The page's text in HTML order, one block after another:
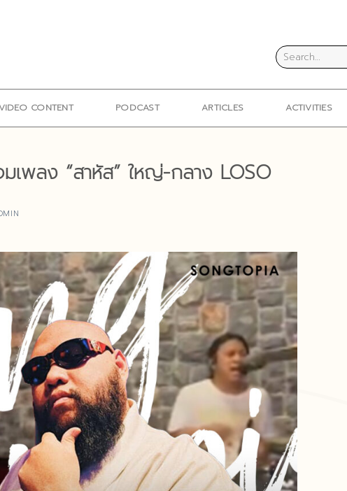
VIDEO CONTENT PODCAST ARTICLES ACTIVITIES
เพลง “สาหัส” ใหญ่-กลาง LOSO